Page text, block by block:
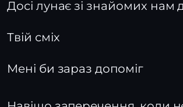
Досі лунає зі знайомих нам
Твій сміх
Мені би зараз допоміг